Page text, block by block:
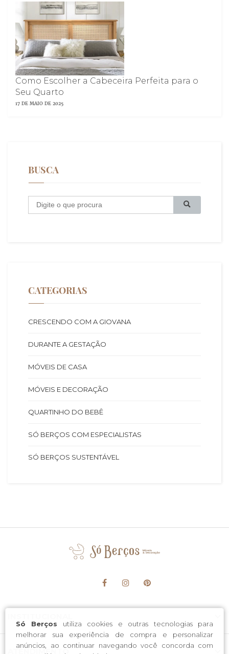
Só Berços utiliza cookies e outras tecnologias para
melhorar sua experiência de compra e personalizar
anúncios, ao continuar navegando você concorda com
Como Escolher a Cabeceira Perfeita para o
Seu Quarto
17 DE MAIO DE 2025
BUSCA
CATEGORIAS
CRESCENDO COM A GIOVANA
DURANTE A GESTAÇÃO
MÓVEIS DE CASA
MÓVEIS E DECORAÇÃO
QUARTINHO DO BEBÊ
SÓ BERÇOS COM ESPECIALISTAS
SÓ BERÇOS SUSTENTÁVEL
ATENDIMENTO